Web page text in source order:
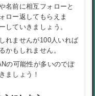
名前に相互フォローと
ロー返してもらえま
していきましょう。
れませんが100人いれば
かもしれません。
の可能性が多いのでぽ
ましょう！